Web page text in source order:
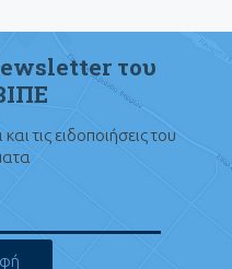
του
τις ειδοποιήσεις του